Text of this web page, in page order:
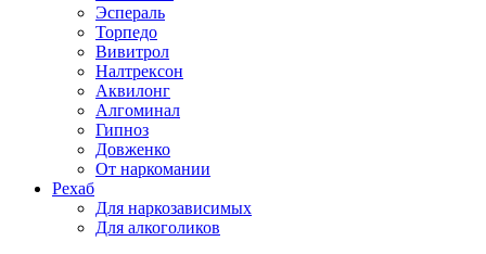
Эспераль
Торпедо
Вивитрол
Налтрексон
Аквилонг
Алгоминал
Гипноз
Довженко
От наркомании
Рехаб
Для наркозависимых
Для алкоголиков